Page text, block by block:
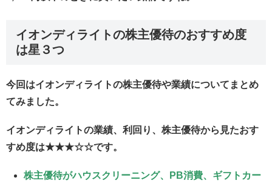
イオンディライトの株主優待のおすすめ度
は星３つ
今回はイオンディライトの株主優待や業績についてまとめ
てみました。
イオンディライトの業績、利回り、株主優待から見たおす
すめ度は★★★☆☆です。
株主優待がハウスクリーニング、PB消費、ギフトカー